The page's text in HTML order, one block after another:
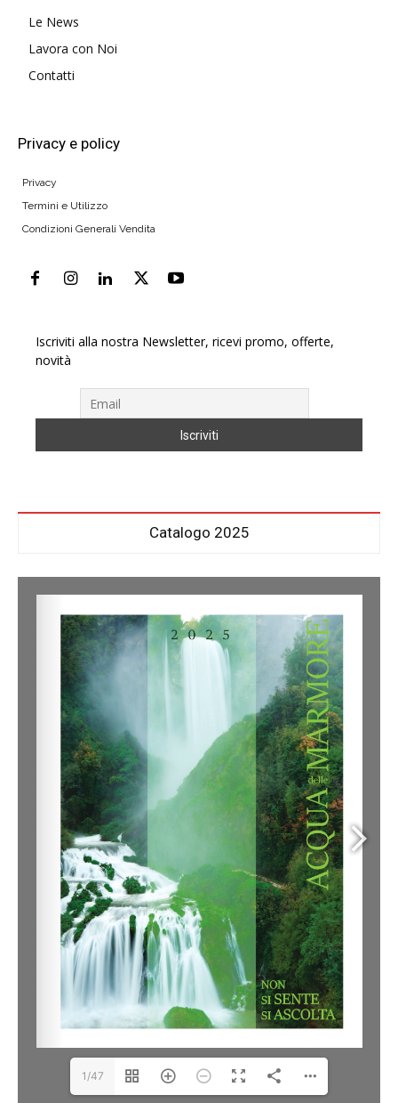
Le News
Lavora con Noi
Contatti
Privacy e policy
Privacy
Termini e Utilizzo
Condizioni Generali Vendita
Iscriviti alla nostra Newsletter, ricevi promo, offerte,
novità
Catalogo 2025
1/47